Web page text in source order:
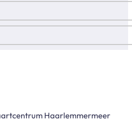
Haarlemmermeer